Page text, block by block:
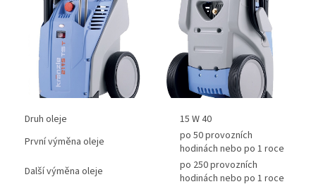
Druh oleje
15 W 40
První výměna oleje
po 50 provozních
hodinách nebo po 1 roce
Další výměna oleje
po 250 provozních
hodinách nebo po 1 roce